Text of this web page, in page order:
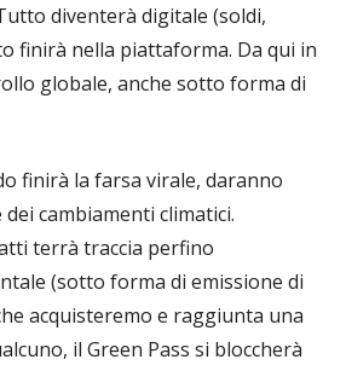
diventerà digitale (soldi,
finirà nella piattaforma. Da qui in
globale, anche sotto forma di
finirà la farsa virale, daranno
cambiamenti climatici.
terrà traccia perfino
(sotto forma di emissione di
acquisteremo e raggiunta una
il Green Pass si bloccherà